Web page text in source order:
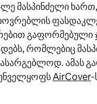
მასპინძელი
გაფორმებული
რომლებიც
ამას
AirCover